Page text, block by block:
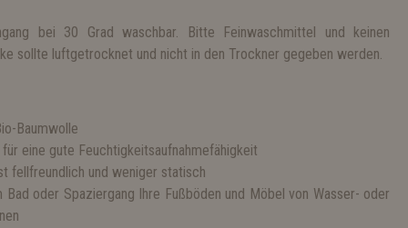
bei 30 Grad waschbar. Bitte Feinwaschmittel und keinen
sollte luftgetrocknet und nicht in den Trockner gegeben werden.
Baumwolle
eine gute Feuchtigkeitsaufnahmefähigkeit
fellfreundlich und weniger statisch
Bad oder Spaziergang Ihre Fußböden und Möbel von Wasser- oder